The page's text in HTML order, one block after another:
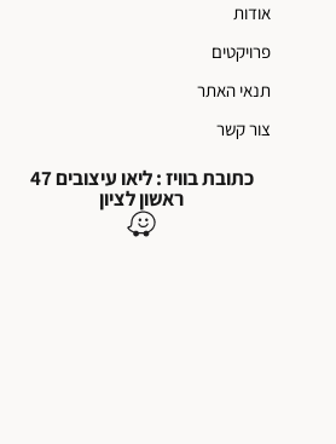
אודות
פרויקטים
תנאי האתר
צור קשר
כתובת בוויז : ליאו עיצובים 47
ראשון לציון